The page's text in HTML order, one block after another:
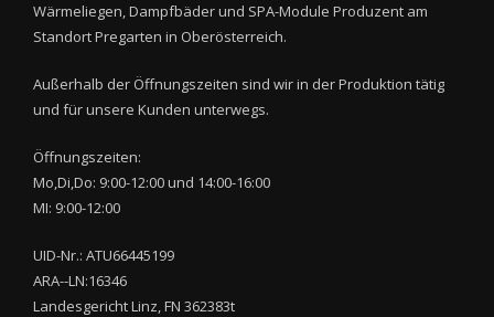
Wärmeliegen, Dampfbäder und SPA-Module Produzent am
Standort Pregarten in Oberösterreich.
Außerhalb der Öffnungszeiten sind wir in der Produktion tätig
und für unsere Kunden unterwegs.
Öffnungszeiten:
Mo,Di,Do: 9:00-12:00 und 14:00-16:00
MI: 9:00-12:00
UID-Nr.: ATU66445199
ARA--LN:16346
Landesgericht Linz, FN 362383t